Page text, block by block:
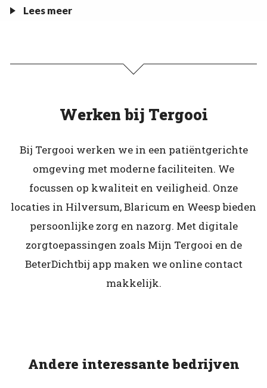
Lees meer
Werken bij Tergooi
Bij Tergooi werken we in een patiëntgerichte
omgeving met moderne faciliteiten. We
focussen op kwaliteit en veiligheid. Onze
locaties in Hilversum, Blaricum en Weesp bieden
persoonlijke zorg en nazorg. Met digitale
zorgtoepassingen zoals Mijn Tergooi en de
BeterDichtbij app maken we online contact
makkelijk.
Andere interessante bedrijven